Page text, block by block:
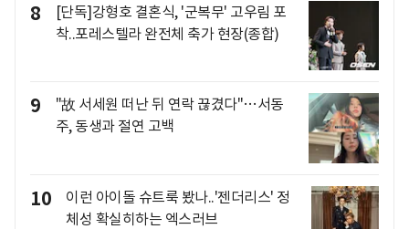
8
[단독]강형호 결혼식, '군복무' 고우림 포
착..포레스텔라 완전체 축가 현장(종합)
9
"故 서세원 떠난 뒤 연락 끊겼다"…서동
주, 동생과 절연 고백
10
이런 아이돌 슈트룩 봤나..'젠더리스' 정
체성 확실히하는 엑스러브